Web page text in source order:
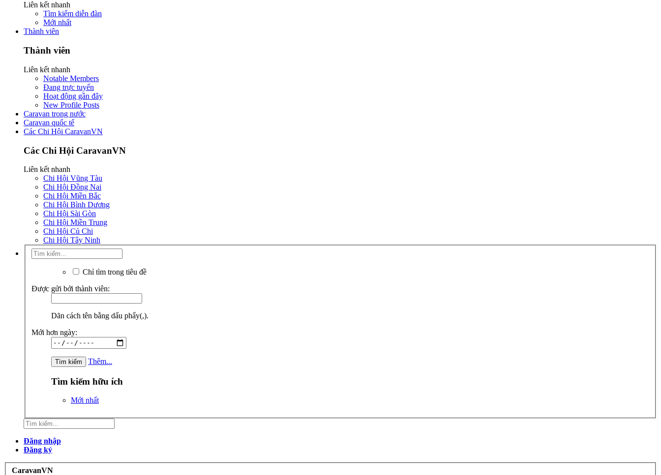
Liên kết nhanh
Tìm kiếm diễn đàn
Mới nhất
Thành viên
Thành viên
Liên kết nhanh
Notable Members
Đang trực tuyến
Hoạt động gần đây
New Profile Posts
Caravan trong nước
Caravan quốc tế
Các Chi Hội CaravanVN
Các Chi Hội CaravanVN
Liên kết nhanh
Chi Hội Vũng Tàu
Chi Hội Đồng Nai
Chi Hội Miền Bắc
Chi Hội Bình Dương
Chi Hội Sài Gòn
Chi Hội Miền Trung
Chi Hội Củ Chi
Chi Hội Tây Ninh
Chỉ tìm trong tiêu đề
Được gửi bởi thành viên:
Dãn cách tên bằng dấu phẩy(,).
Mới hơn ngày:
Thêm...
Tìm kiếm hữu ích
Mới nhất
Đăng nhập
Đăng ký
CaravanVN